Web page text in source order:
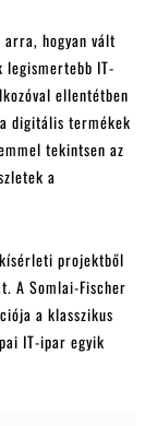
hogyan vált
legismertebb IT-
ellentétben
digitális termékek
tekintsen az
a
kísérleti projektből
A Somlai-Fischer
a klasszikus
IT-ipar egyik